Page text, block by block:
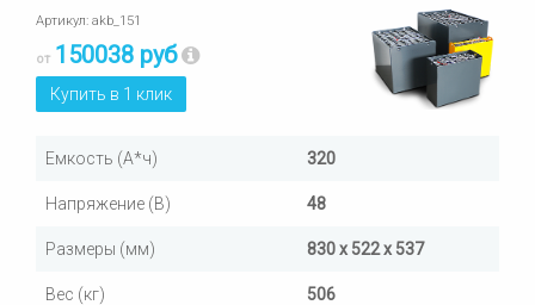
Артикул: akb_151
от 150038 руб
Купить в 1 клик
Емкость (А*ч) 320
Напряжение (В) 48
Размеры (мм) 830 x 522 x 537
Вес (кг) 506